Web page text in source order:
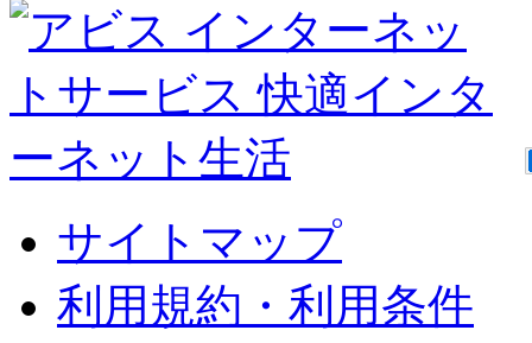
サイトマップ
利用規約・利用条件